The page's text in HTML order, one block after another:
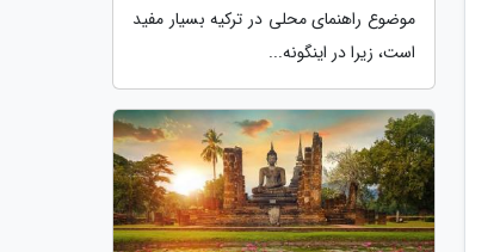
موضوع راهنمای محلی در ترکیه بسیار مفید
است، زیرا در اینگونه...